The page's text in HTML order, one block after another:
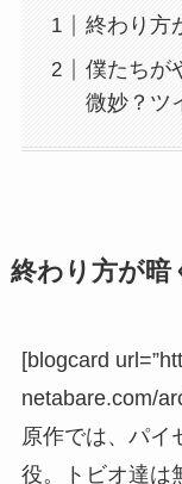
終わり方
僕たちが
微妙？ツ
終わり方が暗
[blogcard
netabare.com/
原作では、パイ
役。トビオ達は